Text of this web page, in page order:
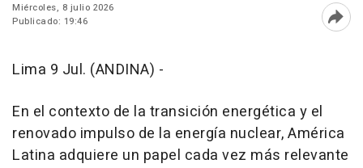
Miércoles, 8 julio 2026
Publicado: 19:46
Lima 9 Jul. (ANDINA) -
En el contexto de la transición energética y el
renovado impulso de la energía nuclear, América
Latina adquiere un papel cada vez más relevante